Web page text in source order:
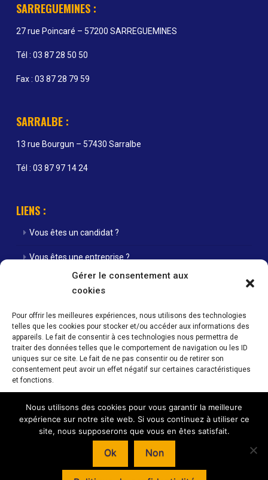
Gérer le consentement aux
cookies
Pour offrir les meilleures expériences, nous utilisons des technologies
telles que les cookies pour stocker et/ou accéder aux informations des
appareils. Le fait de consentir à ces technologies nous permettra de
traiter des données telles que le comportement de navigation ou les ID
uniques sur ce site. Le fait de ne pas consentir ou de retirer son
consentement peut avoir un effet négatif sur certaines caractéristiques
et fonctions.
Accepter
Refuser
Voir les préférences
SARREGUEMINES :
27 rue Poincaré – 57200 SARREGUEMINES
Tél : 03 87 28 50 50
Fax : 03 87 28 79 59
SARRALBE :
13 rue Bourgun – 57430 Sarralbe
Tél : 03 87 97 14 24
LIENS :
Vous êtes un candidat ?
Vous êtes une entreprise ?
Nos agences
Actualités
Contact
Mentions Légales / Crédits
Horaires d’ouverture de nos agences : Du lundi au vendredi 08h00 -
12h00 / 14h00 - 18h00
Nous utilisons des cookies pour vous garantir la meilleure
expérience sur notre site web. Si vous continuez à utiliser ce
site, nous supposerons que vous en êtes satisfait.
Ok Non